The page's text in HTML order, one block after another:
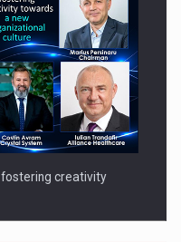
fostering creativity